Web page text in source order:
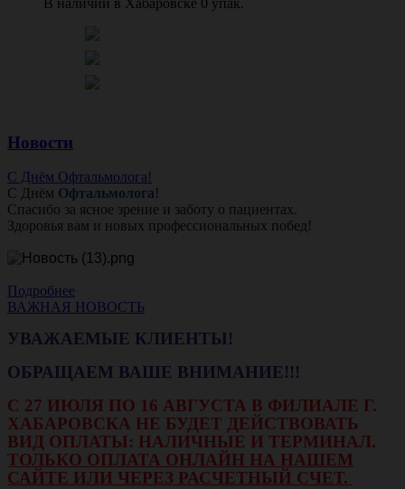
Новости
С Днём Офтальмолога!
С Днём Офтальмолога!
Спасибо за ясное зрение и заботу о пациентах.
Здоровья вам и новых профессиональных побед!
Подробнее
ВАЖНАЯ НОВОСТЬ
УВАЖАЕМЫЕ КЛИЕНТЫ!
ОБРАЩАЕМ ВАШЕ ВНИМАНИЕ!!!
С 27 ИЮЛЯ ПО 16 АВГУСТА В ФИЛИАЛЕ Г.
ХАБАРОВСКА НЕ БУДЕТ ДЕЙСТВОВАТЬ
ВИД ОПЛАТЫ: НАЛИЧНЫЕ И ТЕРМИНАЛ.
ТОЛЬКО ОПЛАТА ОНЛАЙН НА НАШЕМ
САЙТЕ ИЛИ ЧЕРЕЗ РАСЧЕТНЫЙ СЧЕТ.